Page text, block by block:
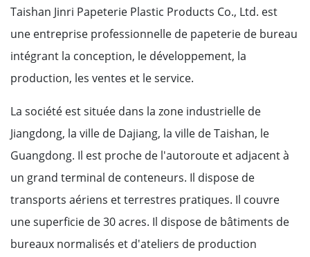
Taishan Jinri Papeterie Plastic Products Co., Ltd. est
une entreprise professionnelle de papeterie de bureau
intégrant la conception, le développement, la
production, les ventes et le service.
La société est située dans la zone industrielle de
Jiangdong, la ville de Dajiang, la ville de Taishan, le
Guangdong. Il est proche de l'autoroute et adjacent à
un grand terminal de conteneurs. Il dispose de
transports aériens et terrestres pratiques. Il couvre
une superficie de 30 acres. Il dispose de bâtiments de
bureaux normalisés et d'ateliers de production